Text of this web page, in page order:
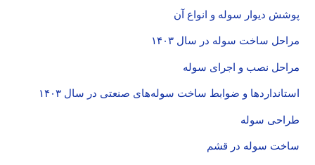
پوشش دیوار سوله و انواع آن
مراحل ساخت سوله در سال ۱۴۰۳
مراحل نصب و اجرای سوله
استانداردها و ضوابط ساخت سوله‌های صنعتی در سال ۱۴۰۳
طراحی سوله
ساخت سوله در قشم